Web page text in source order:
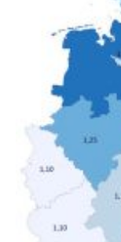
verändert hat.
hohen
Anstieg des
hinnehmen
Menschen mit…